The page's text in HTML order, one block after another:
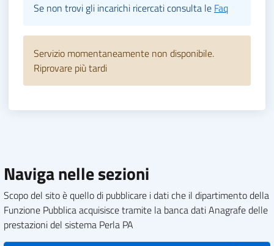
Se non trovi gli incarichi ricercati consulta le Faq
Servizio momentaneamente non disponibile.
Riprovare più tardi
Naviga nelle sezioni
Scopo del sito è quello di pubblicare i dati che il dipartimento della
Funzione Pubblica acquisisce tramite la banca dati Anagrafe delle
prestazioni del sistema Perla PA